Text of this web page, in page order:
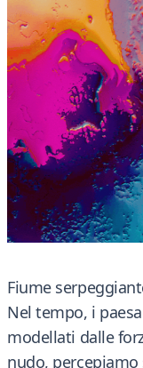
Fiume
Nel tempo, i
modellati dalle
nudo,